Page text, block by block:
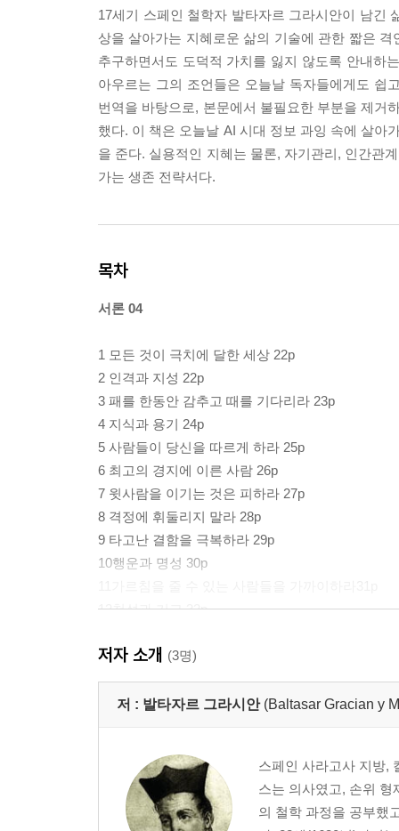
17세기 스페인 철학자 발타자르 그라시안이 남긴
상을 살아가는 지혜로운 삶의 기술에 관한 짧은
추구하면서도 도덕적 가치를 잃지 않도록 안내하
아우르는 그의 조언들은 오늘날 독자들에게도 쉽
번역을 바탕으로, 본문에서 불필요한 부분을 제거
했다. 이 책은 오늘날 AI 시대 정보 과잉 속에 살아
을 준다. 실용적인 지혜는 물론, 자기관리, 인간관
가는 생존 전략서다.
목차
서론 04
1 모든 것이 극치에 달한 세상 22p
2 인격과 지성 22p
3 패를 한동안 감추고 때를 기다리라 23p
4 지식과 용기 24p
5 사람들이 당신을 따르게 하라 25p
6 최고의 경지에 이른 사람 26p
7 윗사람을 이기는 것은 피하라 27p
8 격정에 휘둘리지 말라 28p
9 타고난 결함을 극복하라 29p
10행운과 명성 30p
12천성과 기교 32p
14‘무엇’보다도, ‘어떻게’가 품격을 만든다 35p
15지혜로운 조언자를 곁에 두라 36p
16지식과 선의 38p
19너무 기대를 불러일으키지 말라 41p
20비범한 사람과 그 시대 42p
21행운을 얻는 기술 43p
저자 소개 (3명)
저 : 발타자르 그라시안 (Baltasar Gracian y
스페인 사라고사 지방,
스는 의사였고, 손위 형
의 철학 과정을 공부했